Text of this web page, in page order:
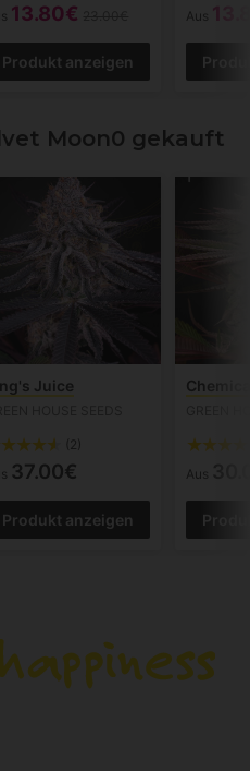
13.80€
Produkt anzeigen
Aus
Moon0 gekauft
Juice
(2)
37.00€
Produkt anzeigen
Aus